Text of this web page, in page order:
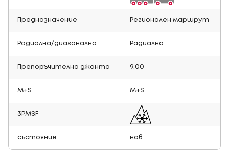
Предназначение Регионален маршрут
Радиална/диагонална Радиална
Препоръчителна джанта 9.00
M+S M+S
3PMSF
състояние нов